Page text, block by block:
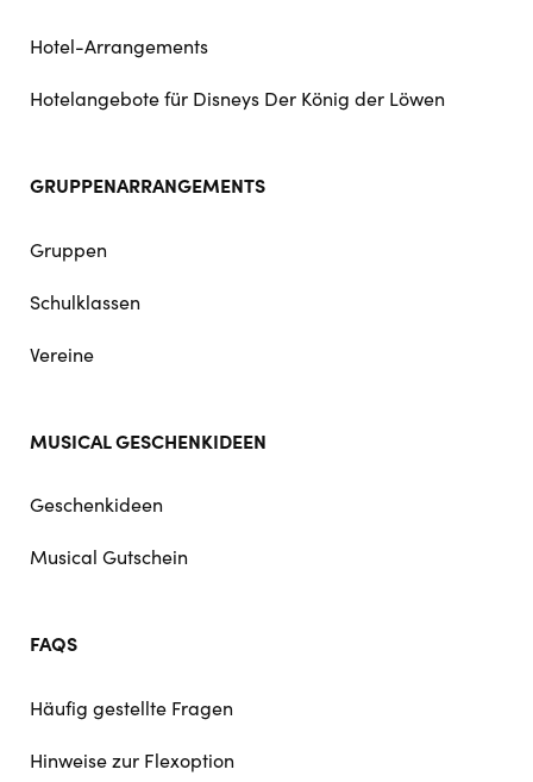
Hotel-Arrangements
Hotelangebote für Disneys Der König der Löwen
GRUPPENARRANGEMENTS
Gruppen
Schulklassen
Vereine
MUSICAL GESCHENKIDEEN
Geschenkideen
Musical Gutschein
FAQS
Häufig gestellte Fragen
Hinweise zur Flexoption